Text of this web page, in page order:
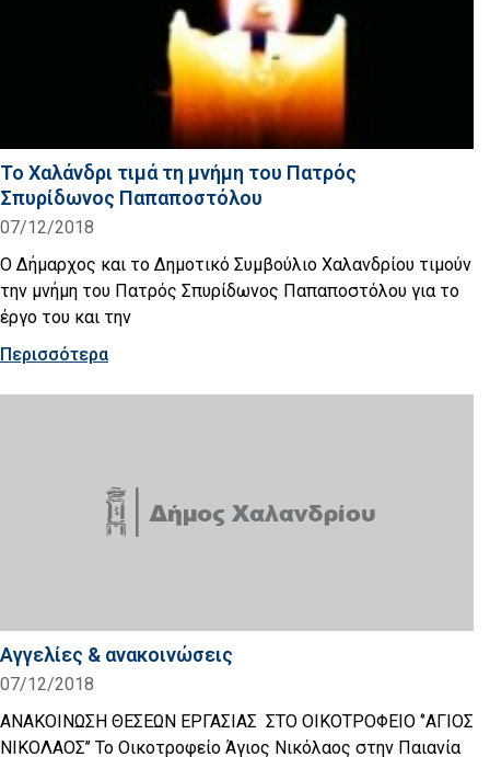
Το Χαλάνδρι τιμά τη μνήμη του Πατρός
Σπυρίδωνος Παπαποστόλου
07/12/2018
Ο Δήμαρχος και το Δημοτικό Συμβούλιο Χαλανδρίου τιμούν
την μνήμη του Πατρός Σπυρίδωνος Παπαποστόλου για το
έργο του και την
Περισσότερα
Αγγελίες & ανακοινώσεις
07/12/2018
ΑΝΑΚΟΙΝΩΣΗ ΘΕΣΕΩΝ ΕΡΓΑΣΙΑΣ ΣΤΟ ΟΙΚΟΤΡΟΦΕΙΟ ‘’ΑΓΙΟΣ
ΝΙΚΟΛΑΟΣ’’ Το Οικοτροφείο Άγιος Νικόλαος στην Παιανία